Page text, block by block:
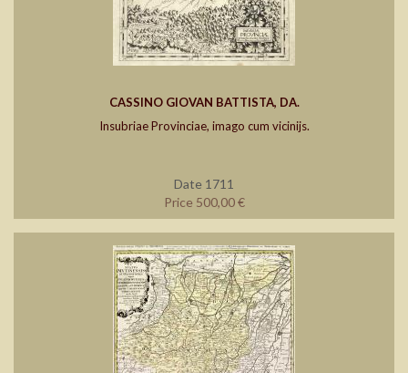
CASSINO GIOVAN BATTISTA, DA.
Insubriae Provinciae, imago cum vicinijs.
Date 1711
Price 500,00 €